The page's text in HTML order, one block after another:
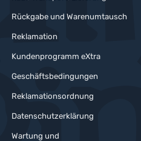
Rückgabe und Warenumtausch
Reklamation
Kundenprogramm eXtra
Geschäftsbedingungen
Reklamationsordnung
Datenschutzerklärung
Wartung und